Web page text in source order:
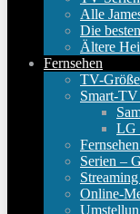
Alle
Die
Ältere
Fernsehen
TV-
Smart-
LG
Serien –
Online-